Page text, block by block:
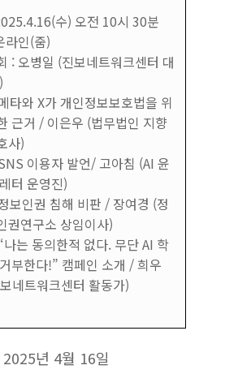
수) 오전 10시 30분
라인(줌)
: 오병일 (진보네트워크센터 대
타와 X가 개인정보보호법을 위
근거 / 이은우 (법무법인 지향
사)
이용자 발언/ 고아침 (AI 윤
터 운영진)
보인권 침해 비판 / 장여경 (정
권연구소 상임이사)
나는 동의한적 없다. 무단 AI 학
부한다!” 캠페인 소개 / 희우
네트워크센터 활동가)
2025년 4월 16일